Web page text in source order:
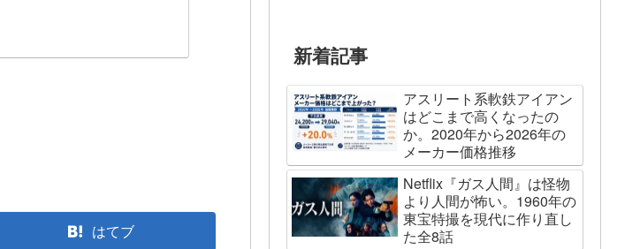
はてブ
新着記事
アスリート系軟鉄アイアン
はどこまで高くなったの
か。2020年から2026年の
メーカー価格推移
Netflix『ガス人間』は怪物
より人間が怖い。1960年の
東宝特撮を現代に作り直し
た全8話